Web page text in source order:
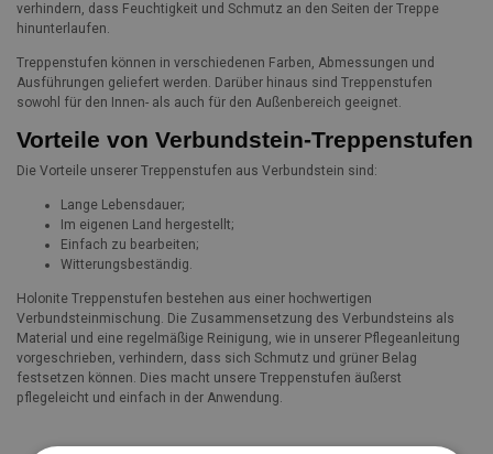
Projekte
Kontakt
verhindern, dass Feuchtigkeit und Schmutz an den Seiten der Treppe
hinunterlaufen.
Treppenstufen können in verschiedenen Farben, Abmessungen und
Ausführungen geliefert werden. Darüber hinaus sind Treppenstufen
sowohl für den Innen- als auch für den Außenbereich geeignet.
Vorteile von Verbundstein-Treppenstufen
Die Vorteile unserer Treppenstufen aus Verbundstein sind:
Lange Lebensdauer;
Im eigenen Land hergestellt;
Einfach zu bearbeiten;
Witterungsbeständig.
Holonite Treppenstufen bestehen aus einer hochwertigen
Verbundsteinmischung. Die Zusammensetzung des Verbundsteins als
Material und eine regelmäßige Reinigung, wie in unserer Pflegeanleitung
vorgeschrieben, verhindern, dass sich Schmutz und grüner Belag
festsetzen können. Dies macht unsere Treppenstufen äußerst
pflegeleicht und einfach in der Anwendung.